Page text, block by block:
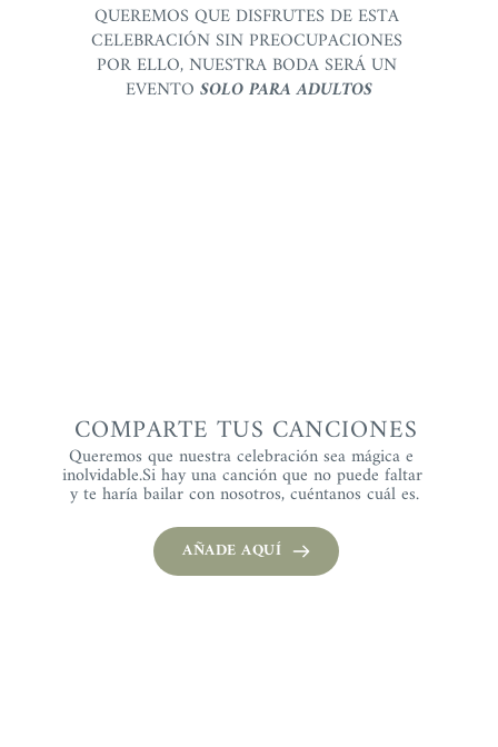
QUEREMOS QUE DISFRUTES DE ESTA
CELEBRACIÓN SIN PREOCUPACIONES
POR ELLO, NUESTRA BODA SERÁ UN
EVENTO SOLO PARA ADULTOS
COMPARTE TUS CANCIONES
Queremos que nuestra celebración sea mágica e
inolvidable.Si hay una canción que no puede faltar
y te haría bailar con nosotros, cuéntanos cuál es.
AÑADE AQUÍ